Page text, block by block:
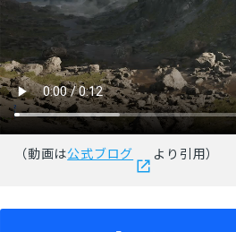
（動画は公式ブログ より引用）